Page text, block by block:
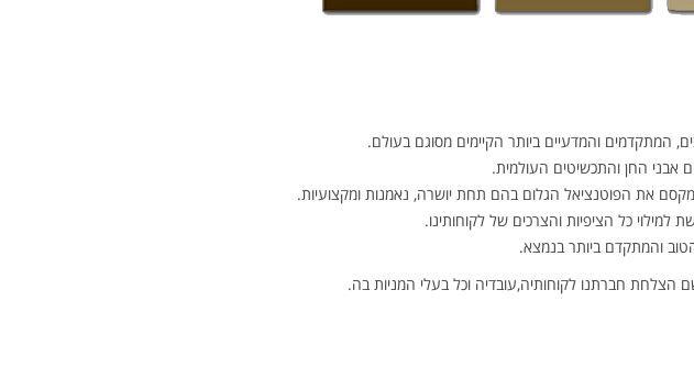
המתקדמים והמדעיים ביותר הקיימים מסוגם בעולם.
אבני החן והתכשיטים העולמית.
למקסם את הפוטנציאל הגלום בהם תחת יושרה, נאמנות ומקצועיות.
למילוי כל הציפיות והצרכים של לקוחותינו.
והמתקדם ביותר בנמצא.
הצלחת חברתנו לקוחותיה,עובדיה וכל בעלי המניות בה.